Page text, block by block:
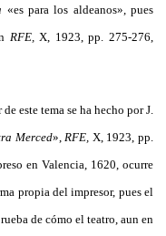
«es para los aldeanos», pues
RFE,X, 1923, pp. 275-276,
este tema se ha hecho por J.
Merced», RFE, X, 1923, pp.
en Valencia, 1620, ocurre
propia del impresor, pues el
de cómo el teatro, aun en